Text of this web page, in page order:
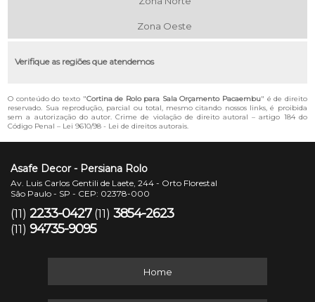
Zona Oeste
Verifique as regiões que atendemos
O conteúdo do texto "Cortina de Rolo para Sala Orçamento Pacaembu" é de direito
reservado. Sua reprodução, parcial ou total, mesmo citando nossos links, é proibida
sem a autorização do autor. Crime de violação de direito autoral – artigo 184 do
Código Penal – Lei 9610/98 - Lei de direitos autorais.
Asafe Decor - Persiana Rolo
Av. Luis Carlos Gentili de Laete, 244 - Orto Florestal
São Paulo - SP - CEP: 02378-000
(11) 2233-0427 (11) 3854-2623
(11) 94735-9095
Home